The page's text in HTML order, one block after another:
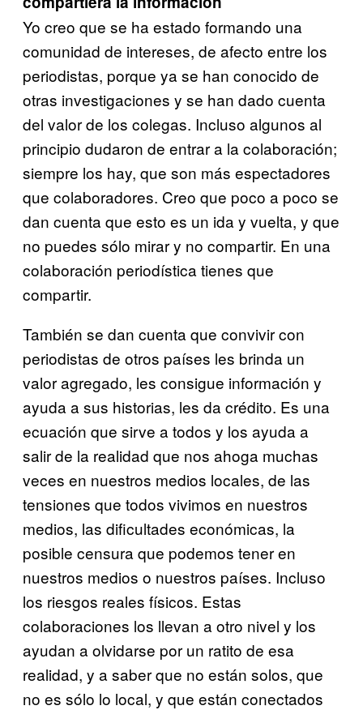
Yo creo que se ha estado formando una
comunidad de intereses, de afecto entre los
periodistas, porque ya se han conocido de
otras investigaciones y se han dado cuenta
del valor de los colegas. Incluso algunos al
principio dudaron de entrar a la colaboración;
siempre los hay, que son más espectadores
que colaboradores. Creo que poco a poco se
dan cuenta que esto es un ida y vuelta, y que
no puedes sólo mirar y no compartir. En una
colaboración periodística tienes que
compartir.
También se dan cuenta que convivir con
periodistas de otros países les brinda un
valor agregado, les consigue información y
ayuda a sus historias, les da crédito. Es una
ecuación que sirve a todos y los ayuda a
salir de la realidad que nos ahoga muchas
veces en nuestros medios locales, de las
tensiones que todos vivimos en nuestros
medios, las dificultades económicas, la
posible censura que podemos tener en
nuestros medios o nuestros países. Incluso
los riesgos reales físicos. Estas
colaboraciones los llevan a otro nivel y los
ayudan a olvidarse por un ratito de esa
realidad, y a saber que no están solos, que
no es sólo lo local, y que están conectados